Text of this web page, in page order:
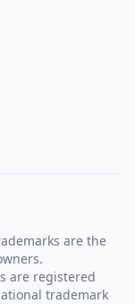
are the
are registered
trademark